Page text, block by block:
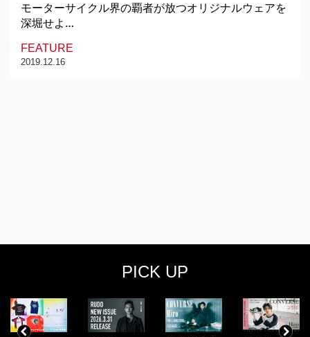
モーターサイクル界の覇者が放つオリジナルウェアを
深堀せよ…
FEATURE
2019.12.16
PICK UP